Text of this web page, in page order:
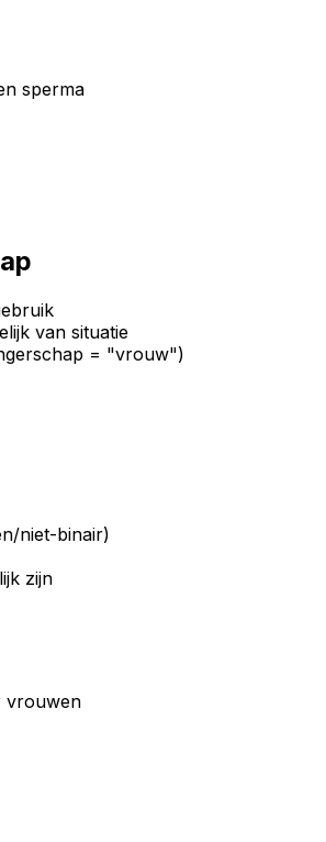
sperma
van situatie
= "vrouw")
niet-binair)
zijn
vrouwen